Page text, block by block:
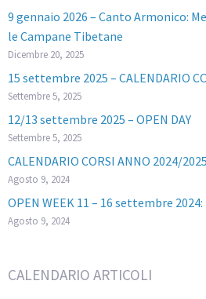
9 gennaio 2026 – Canto Armonico:
le Campane Tibetane
Dicembre 20, 2025
15 settembre 2025 – CALENDARIO
Settembre 5, 2025
12/13 settembre 2025 – OPEN DAY
Settembre 5, 2025
CALENDARIO CORSI ANNO 2024/
Agosto 9, 2024
OPEN WEEK 11 – 16 settembre
Agosto 9, 2024
CALENDARIO ARTICOLI